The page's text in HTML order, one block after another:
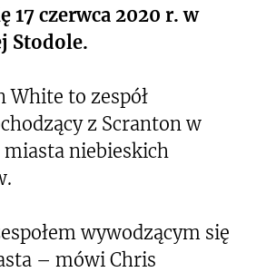
17 czerwca 2020 r. w
Stodole.
White to zespół
z Scranton w
niebieskich
wywodzącym się
– mówi Chris